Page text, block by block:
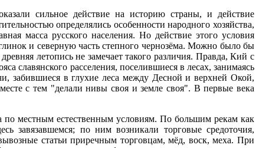
сильное действие на историю страны, и действие
определялись особенности народного хозяйства,
масса русского населения. Но действие этого условия
и северную часть степного чернозёма. Можно было бы
летопись не замечает такого различия. Правда, Кий с
славянского расселения, поселившиеся в лесах, занимаясь
забившиеся в глухие леса между Десной и верхней Окой,
с тем "делали нивы своя и земле своя". В первые века
по местным естественным условиям. По большим рекам как
завязавшемся; по ним возникали торговые средоточия,
статьи приречным торговцам, мёд, воск, меха. При